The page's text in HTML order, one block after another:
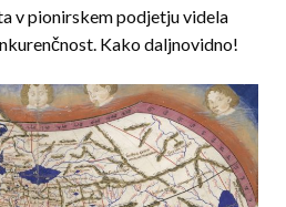
v pionirskem podjetju videla
Kako daljnovidno!